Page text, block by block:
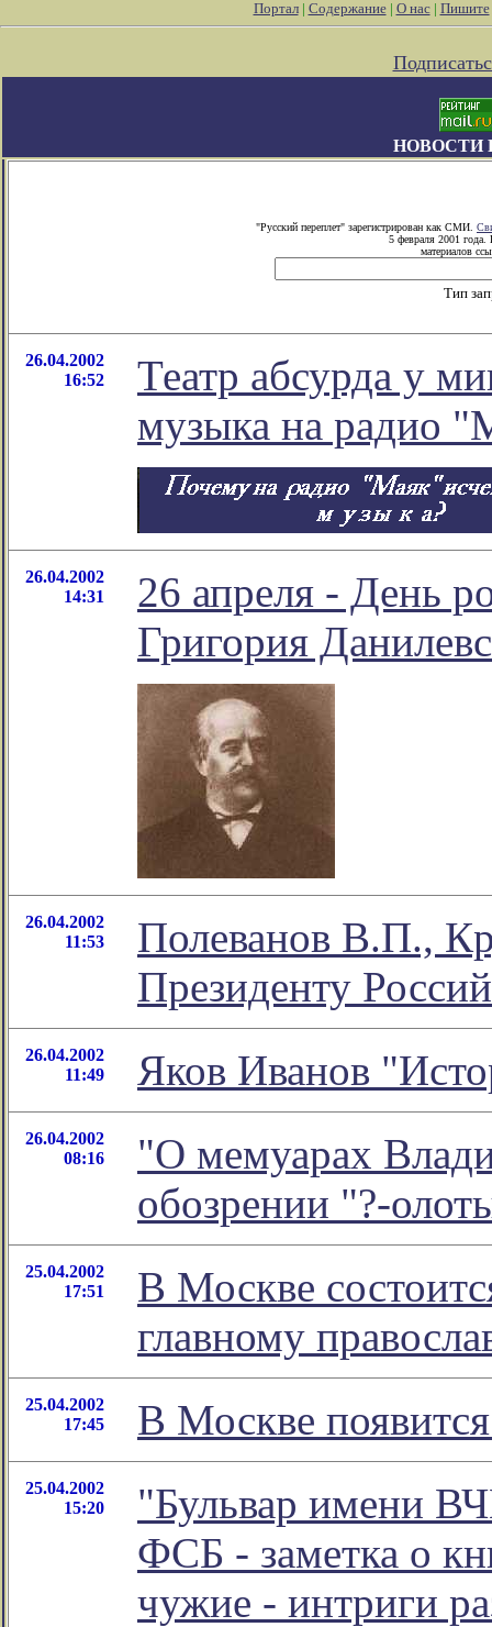
Портал| Содержание| О нас| Пишите
НОВОСТИ
"Русский переплет" зарегистрирован как СМИ.
5 февраля 2001 года.
материалов
Тип
26.04.2002
16:52
Театр абсурда у
музыка на радио
26.04.2002
14:31
26 апреля - День
Григория
26.04.2002
11:53
Полеванов В.П.,
Президенту
26.04.2002
11:49
Яков Иванов
26.04.2002
08:16
"О мемуарах
обозрении "?-
25.04.2002
17:51
В Москве
главному
25.04.2002
17:45
В Москве
25.04.2002
15:20
"Бульвар имени
ФСБ - заметка о
чужие - интриги